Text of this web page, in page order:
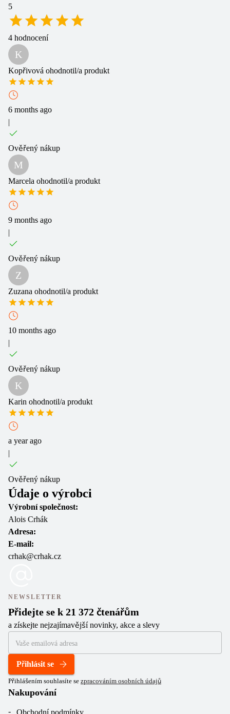
5
4 hodnocení
K
Kopřivová ohodnotil/a produkt
6 months ago
|
Ověřený nákup
M
Marcela ohodnotil/a produkt
9 months ago
|
Ověřený nákup
Z
Zuzana ohodnotil/a produkt
10 months ago
|
Ověřený nákup
K
Karin ohodnotil/a produkt
a year ago
|
Ověřený nákup
Údaje o výrobci
Výrobní společnost:
Alois Crhák
Adresa:
E-mail:
crhak@crhak.cz
NEWSLETTER
Přidejte se k 21 372 čtenářům
a získejte nejzajímavější novinky, akce a slevy
Přihlásit se
Přihlášením souhlasíte se zpracováním osobních údajů
Nakupování
Obchodní podmínky